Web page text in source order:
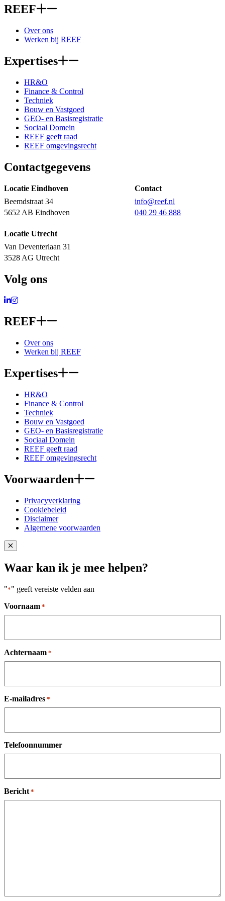
REEF
Over ons
Werken bij REEF
Expertises
HR&O
Finance & Control
Techniek
Bouw en Vastgoed
GEO- en Basisregistratie
Sociaal Domein
REEF geeft raad
REEF omgevingsrecht
Contactgegevens
Locatie Eindhoven
Contact
Beemdstraat 34
info@reef.nl
5652 AB Eindhoven
040 29 46 888
Locatie Utrecht
Van Deventerlaan 31
3528 AG Utrecht
Volg ons
Ga naar LinkedIn
Ga naar Instagram
REEF
Over ons
Werken bij REEF
Expertises
HR&O
Finance & Control
Techniek
Bouw en Vastgoed
GEO- en Basisregistratie
Sociaal Domein
REEF geeft raad
REEF omgevingsrecht
Voorwaarden
Privacyverklaring
Cookiebeleid
Disclaimer
Algemene voorwaarden
Close popup
Waar kan ik je mee helpen?
"*" geeft vereiste velden aan
Voornaam *
Achternaam *
E-mailadres *
Telefoonnummer
Bericht *